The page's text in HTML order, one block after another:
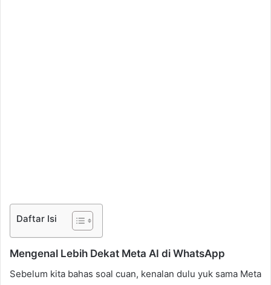
Daftar Isi
Mengenal Lebih Dekat Meta AI di WhatsApp
Sebelum kita bahas soal cuan, kenalan dulu yuk sama Meta